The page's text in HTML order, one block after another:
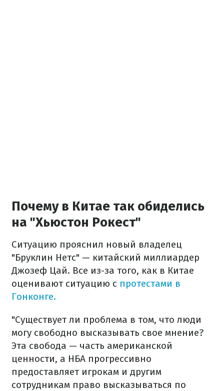
Почему в Китае так обиделись
на "Хьюстон Рокест"
Ситуацию прояснил новый владелец
"Бруклин Нетс" — китайский миллиардер
Джозеф Цай. Все из-за того, как в Китае
оценивают ситуацию с протестами в
Гонконге.
"Существует ли проблема в том, что люди
могу свободно высказывать свое мнение?
Эта свобода — часть американской
ценности, а НБА прогрессивно
предоставляет игрокам и другим
сотрудникам право высказываться по